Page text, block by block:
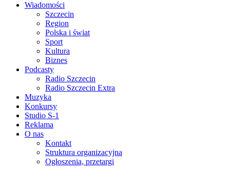
Wiadomości
Szczecin
Region
Polska i świat
Sport
Kultura
Biznes
Podcasty
Radio Szczecin
Radio Szczecin Extra
Muzyka
Konkursy
Studio S-1
Reklama
O nas
Kontakt
Struktura organizacyjna
Ogłoszenia, przetargi